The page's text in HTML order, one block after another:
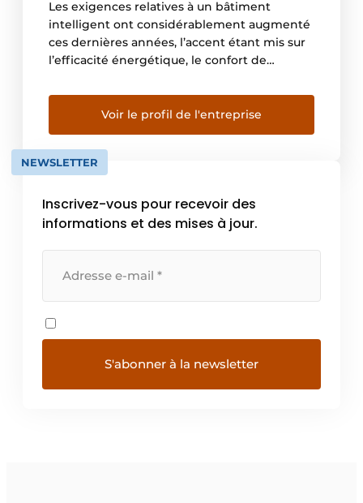
Les exigences relatives à un bâtiment
intelligent ont considérablement augmenté
ces dernières années, l’accent étant mis sur
l’efficacité énergétique, le confort de
Une vision holistique de l’automatisation des
bâtiments permet d’obtenir un
fonctionnement durable et économe en
énergie dans le sens d’un « bâtiment vert ».
Tout est intégré dans une […]
Voir le profil de l'entreprise
NEWSLETTER
Inscrivez-vous pour recevoir des
informations et des mises à jour.